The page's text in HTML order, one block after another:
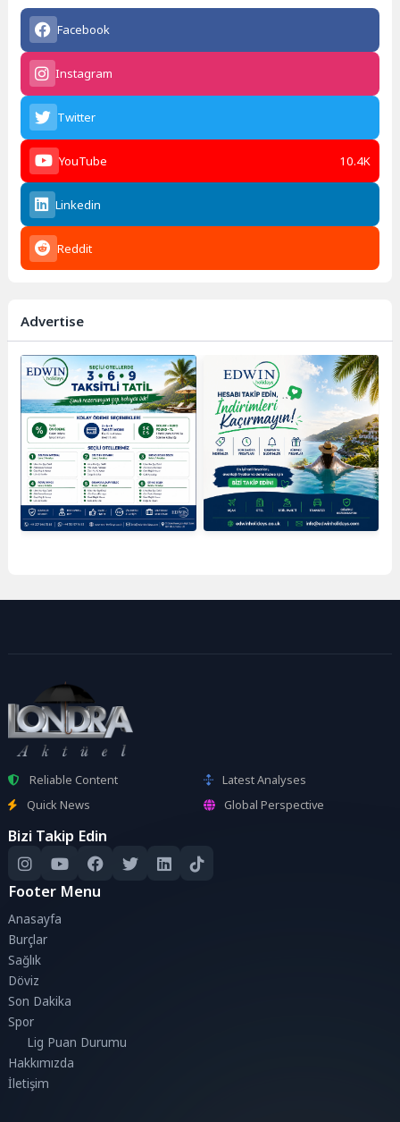
Facebook
Instagram
Twitter
YouTube 10.4K
Linkedin
Reddit
Advertise
Reliable Content
Latest Analyses
Quick News
Global Perspective
Bizi Takip Edin
Footer Menu
Anasayfa
Burçlar
Sağlık
Döviz
Son Dakika
Spor
Lig Puan Durumu
Hakkımızda
İletişim